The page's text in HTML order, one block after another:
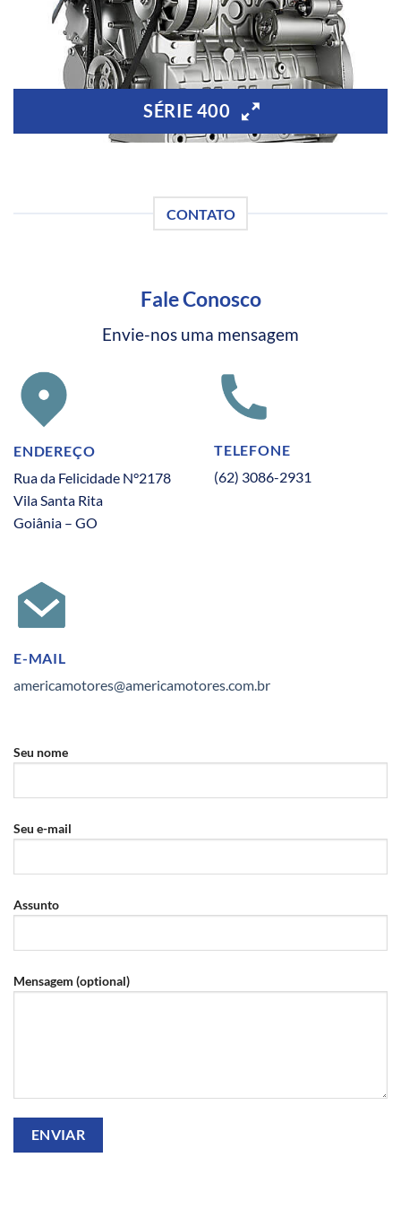
SÉRIE 400
CONTATO
Fale Conosco
Envie-nos uma mensagem
ENDEREÇO
Rua da Felicidade N°2178
Vila Santa Rita
Goiânia – GO
TELEFONE
(62) 3086-2931
E-MAIL
americamotores@americamotores.com.br
Seu nome
Seu e-mail
Assunto
Mensagem (optional)